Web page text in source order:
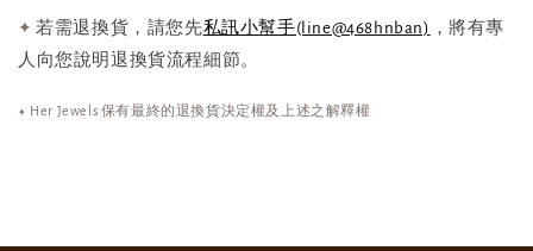
✦ 若需退換貨，請您先私訊小幫手(line@468hnban) ，將有專
人向您說明退換貨流程細節。
✦ Her Jewels 保有最終的退換貨決定權及上述之解釋權